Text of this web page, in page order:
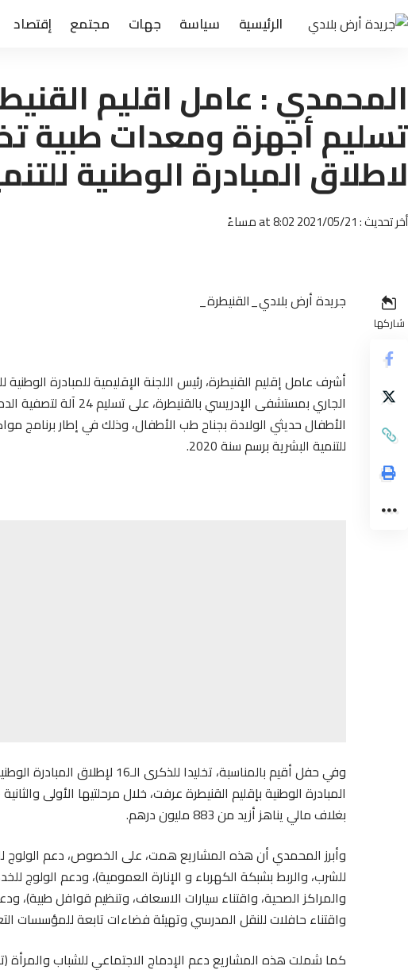
الرئيسية سياسة جهات مجتمع إقتصاد
المحمدي : عامل اقليم
لاطلاق المبادرة الوطنية
أخر تحديث : 2021/05/21 at 8:02 مساءً
شاركها
جريدة أرض بلادي_القنيطرة_
الجاري بمستشفى
الأطفال حديثي الولادة بجناح طب الأطفال، وذلك في إطار
للتنمية البشرية برسم سنة 2020.
وفي حفل أقيم بالمناسبة، تخليدا
بغلاف مالي يناهز أزيد من 883 مليون درهم.
وأبرز المحمدي أن هذه المشاريع همت، على الخصوص، دعم الولوج
للشرب، والربط بشبكة الكهرباء و الإنارة العمومية)، ودعم الولوج
والمراكز الصحية، واقتناء سيارات الاسعاف، وتنظيم قوافل طبية)،
واقتناء حافلات للنقل المدرسي وتهيئة فضاءات تابعة للمؤسسات
كما شملت هذه المشاريع دعم الإدماج الاجتماعي للشباب والمرأة